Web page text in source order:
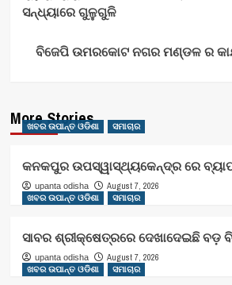
ସନ୍ଧ୍ୟାରେ ଗୁଳୁଗୁଳି
ବିଜେପି ଉମରକୋଟ ନଗର ମଣ୍ଡଳ ର
More Stories
ଖବର ଉପାନ୍ତ ଓଡିଶା ସମାଚାର
କନକପୁର ଉପସ୍ୱାସ୍ଥ୍ୟକେନ୍ଦ୍ର ରେ
upanta odisha
August 7, 2026
ଖବର ଉପାନ୍ତ ଓଡିଶା
ସମାଚାର
ସାବର ଶ୍ରୀକ୍ଷେତ୍ରରେ ଦେଖାଦେଇଛି ବଡ଼
upanta odisha
August 7, 2026
ଖବର ଉପାନ୍ତ ଓଡିଶା
ସମାଚାର